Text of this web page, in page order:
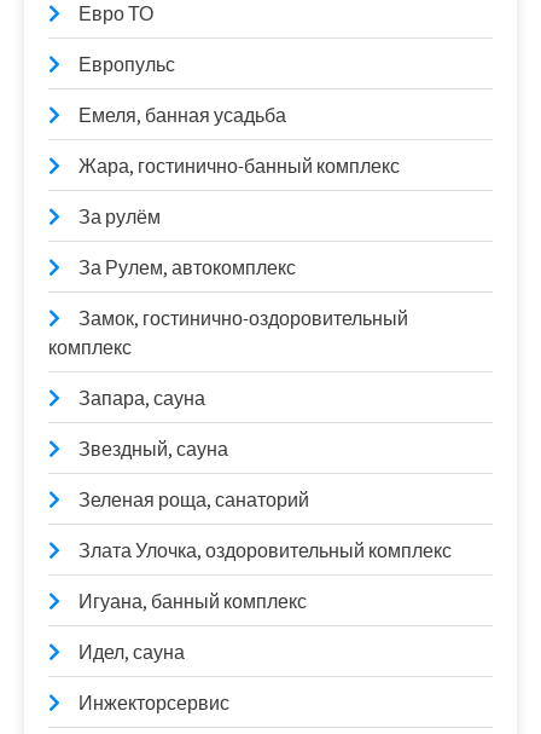
Евро ТО
Европульс
Емеля, банная усадьба
Жара, гостинично-банный комплекс
За рулём
За Рулем, автокомплекс
Замок, гостинично-оздоровительный
комплекс
Запара, сауна
Звездный, сауна
Зеленая роща, санаторий
Злата Улочка, оздоровительный комплекс
Игуана, банный комплекс
Идел, сауна
Инжекторсервис